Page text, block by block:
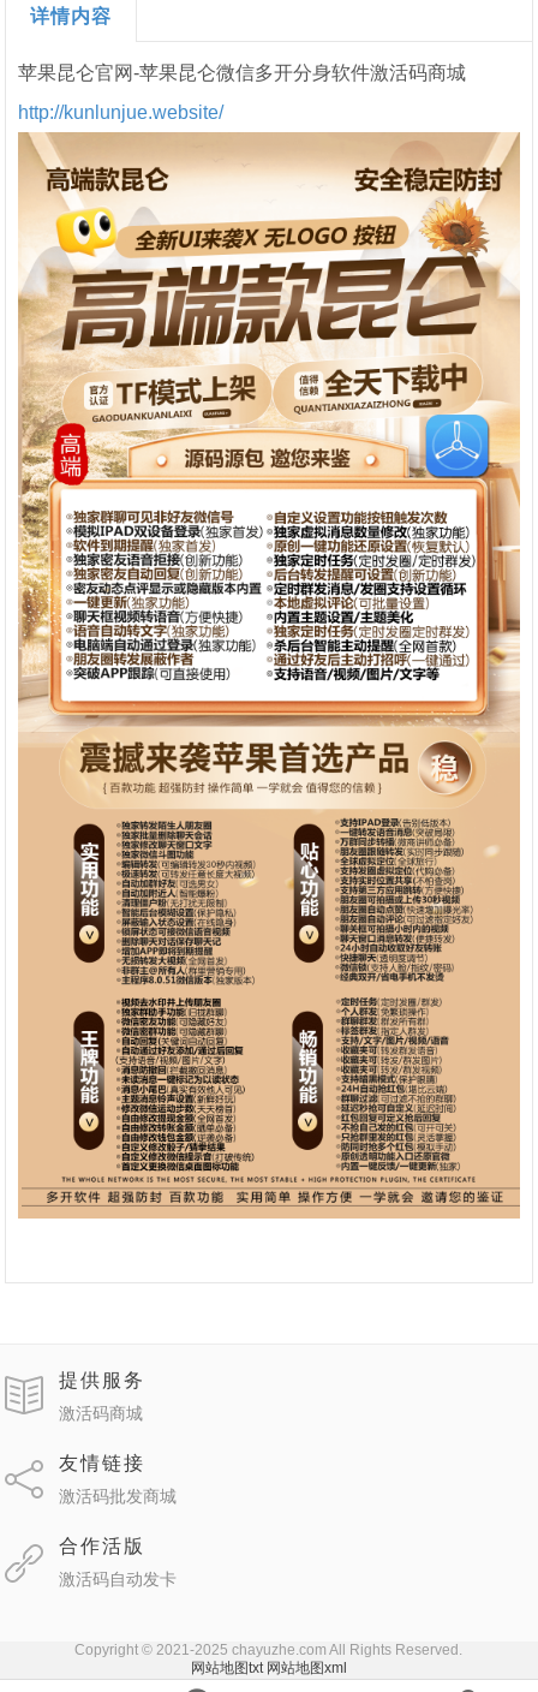
详情内容
苹果昆仑官网-苹果昆仑微信多开分身软件激活码商城
http://kunlunjue.website/
提供服务
激活码商城
友情链接
激活码批发商城
合作活版
激活码自动发卡
Copyright © 2021-2025 chayuzhe.com All Rights Reserved.
网站地图txt 网站地图xml